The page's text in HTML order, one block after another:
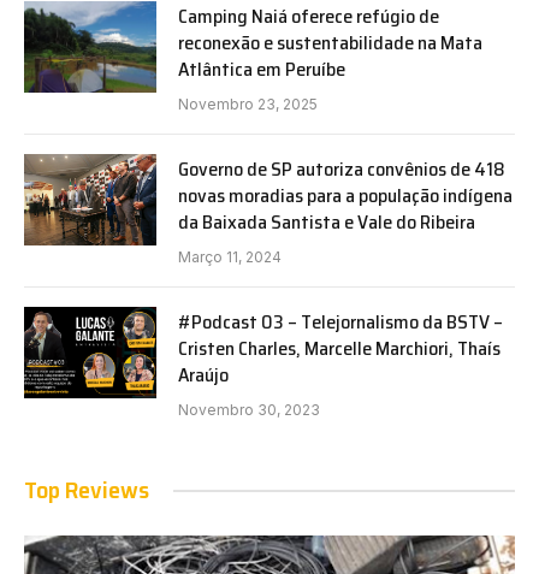
Camping Naiá oferece refúgio de
reconexão e sustentabilidade na Mata
Atlântica em Peruíbe
Novembro 23, 2025
Governo de SP autoriza convênios de 418
novas moradias para a população indígena
da Baixada Santista e Vale do Ribeira
Março 11, 2024
#Podcast 03 – Telejornalismo da BSTV –
Cristen Charles, Marcelle Marchiori, Thaís
Araújo
Novembro 30, 2023
Top Reviews